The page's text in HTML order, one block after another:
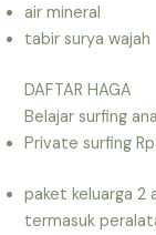
air mineral
tabir surya wajah
DAFTAR HAGA
Belajar surfing
Private surfing
paket keluarga 2
termasuk